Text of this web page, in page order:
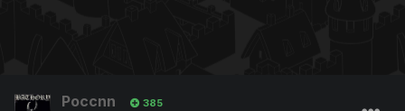
Poccnn 385